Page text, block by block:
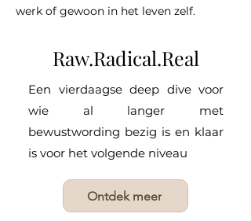
werk of gewoon in het leven zelf.
Raw.Radical.Real
Een vierdaagse deep dive voor
wie al langer met
bewustwording bezig is en klaar
is voor het volgende niveau
Ontdek meer